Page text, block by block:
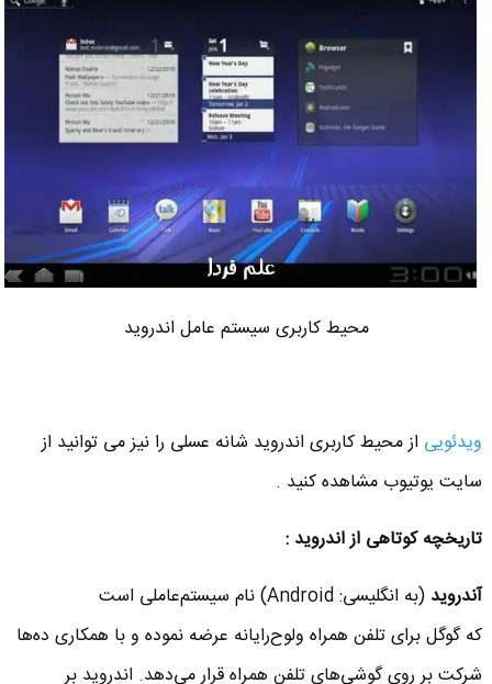
محیط کاربری سیستم عامل اندروید
ویدئویی از محیط کاربری اندروید شانه عسلی را نیز می توانید از
سایت یوتیوب مشاهده کنید .
تاریخچه کوتاهی از اندروید :
آندروید
(به انگلیسی: Android) نام سیستم‌عاملی است
که گوگل برای تلفن همراه ولوح‌رایانه عرضه نموده و با همکاری ده‌ها
شرکت بر روی گوشی‌های تلفن همراه قرار می‌دهد. اندروید بر